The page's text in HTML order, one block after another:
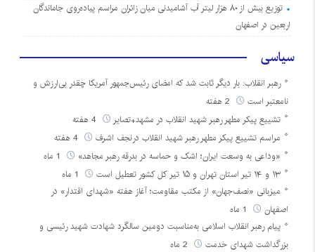
توزیع بیش از ۸۰ هزار لیتر آب آشامیدنی میان زائران مراسم پیاده‌روی جاماندگان
اربعین در اصفهان
سیاسی
رهبر انقلاب: بار دیگر ثابت شد که امضای رئیس‌جمهور آمریکا چقدر بی‌ارزش و
نامعتبر است
تشییع پیکر مطهر رهبر شهید انقلاب در مشهد+تصایر
مراسم تشییع پیکر مطهر رهبر شهید انقلاب درنجف اشرف
«وداعی به وسعت ایران؛ اشک و حماسه در بدرقه رهبر مجاهد»
۱۳ و ۱۴ تیر استان تهران و ۱۵ تیر کل کشور تعطیل است
میزبانی «نصف‌جهان» از مکتب مقاومت؛ آغاز هفته «شهدای اقتدار» در
اصفهان
پیام رهبر انقلاب اسلامی به‌مناسبت دومین سالگرد شهادت شهید رئیسی و
بزرگداشت شهدای خدمت